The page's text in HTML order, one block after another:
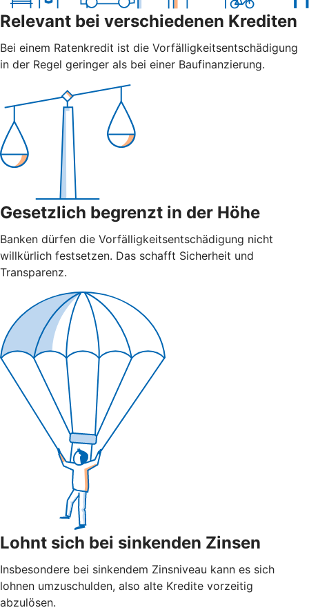
Relevant bei verschiedenen Krediten
Bei einem Ratenkredit ist die Vorfälligkeitsentschädigung
in der Regel geringer als bei einer Baufinanzierung.
Gesetzlich begrenzt in der Höhe
Banken dürfen die Vorfälligkeitsentschädigung nicht
willkürlich festsetzen. Das schafft Sicherheit und
Transparenz.
Lohnt sich bei sinkenden Zinsen
Insbesondere bei sinkendem Zinsniveau kann es sich
lohnen umzuschulden, also alte Kredite vorzeitig
abzulösen.